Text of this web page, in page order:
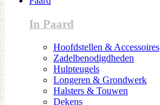
In Paard
Hoofdstellen & Accessoires
Zadelbenodigdheden
Hulpteugels
Longeren & Grondwerk
Halsters & Touwen
Dekens